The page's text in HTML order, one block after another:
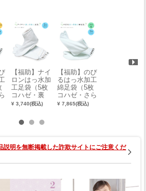
【福助】ナイ
ロンはっ水加
工足袋（5枚
コハゼ・裏
付）【2足
001-03004
¥ 3,740(税込)
【福助】のび
るはっ水加工
綿足袋（5枚
コハゼ・さら
し裏）【ささ
¥ 7,865(税込)
説明を無断掲載した詐欺サイトにご注意くだ